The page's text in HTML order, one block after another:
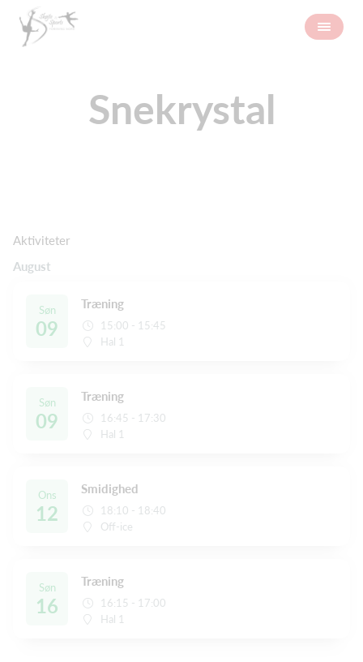
Snekrystal
Aktiviteter
August
Søn
09
Træning
15:00 - 15:45
Hal 1
Søn
09
Træning
16:45 - 17:30
Hal 1
Ons
12
Smidighed
18:10 - 18:40
Off-ice
Søn
16
Træning
16:15 - 17:00
Hal 1